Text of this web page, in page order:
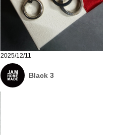
2025/12/11
Black 3